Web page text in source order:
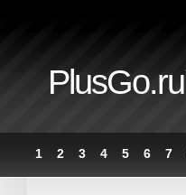
PlusGo.ru
1 2 3 4 5 6 7